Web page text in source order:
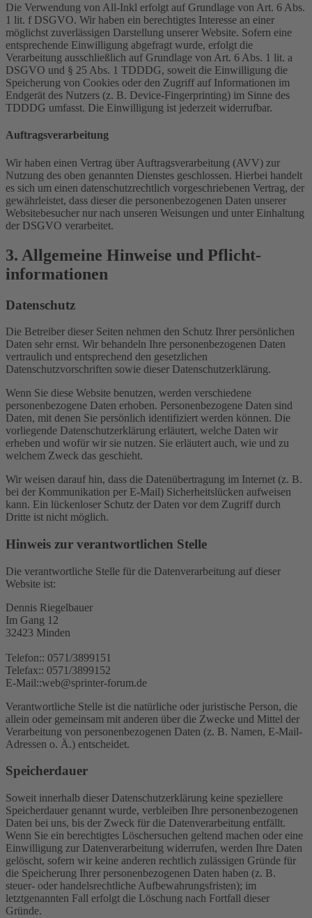
Die Verwendung von All-Inkl erfolgt auf Grundlage von Art. 6 Abs.
1 lit. f DSGVO. Wir haben ein berechtigtes Interesse an einer
möglichst zuverlässigen Darstellung unserer Website. Sofern eine
entsprechende Einwilligung abgefragt wurde, erfolgt die
Verarbeitung ausschließlich auf Grundlage von Art. 6 Abs. 1 lit. a
DSGVO und § 25 Abs. 1 TDDDG, soweit die Einwilligung die
Speicherung von Cookies oder den Zugriff auf Informationen im
Endgerät des Nutzers (z. B. Device-Fingerprinting) im Sinne des
TDDDG umfasst. Die Einwilligung ist jederzeit widerrufbar.
Auftragsverarbeitung
Wir haben einen Vertrag über Auftragsverarbeitung (AVV) zur
Nutzung des oben genannten Dienstes geschlossen. Hierbei handelt
es sich um einen datenschutzrechtlich vorgeschriebenen Vertrag, der
gewährleistet, dass dieser die personenbezogenen Daten unserer
Websitebesucher nur nach unseren Weisungen und unter Einhaltung
der DSGVO verarbeitet.
3. Allgemeine Hinweise und Pflicht­
informationen
Datenschutz
Die Betreiber dieser Seiten nehmen den Schutz Ihrer persönlichen
Daten sehr ernst. Wir behandeln Ihre personenbezogenen Daten
vertraulich und entsprechend den gesetzlichen
Datenschutzvorschriften sowie dieser Datenschutzerklärung.
Wenn Sie diese Website benutzen, werden verschiedene
personenbezogene Daten erhoben. Personenbezogene Daten sind
Daten, mit denen Sie persönlich identifiziert werden können. Die
vorliegende Datenschutzerklärung erläutert, welche Daten wir
erheben und wofür wir sie nutzen. Sie erläutert auch, wie und zu
welchem Zweck das geschieht.
Wir weisen darauf hin, dass die Datenübertragung im Internet (z. B.
bei der Kommunikation per E-Mail) Sicherheitslücken aufweisen
kann. Ein lückenloser Schutz der Daten vor dem Zugriff durch
Dritte ist nicht möglich.
Hinweis zur verantwortlichen Stelle
Die verantwortliche Stelle für die Datenverarbeitung auf dieser
Website ist:
Dennis Riegelbauer
Im Gang 12
32423 Minden
Telefon:: 0571/3899151
Telefax:: 0571/3899152
E-Mail::web@sprinter-forum.de
Verantwortliche Stelle ist die natürliche oder juristische Person, die
allein oder gemeinsam mit anderen über die Zwecke und Mittel der
Verarbeitung von personenbezogenen Daten (z. B. Namen, E-Mail-
Adressen o. Ä.) entscheidet.
Speicherdauer
Soweit innerhalb dieser Datenschutzerklärung keine speziellere
Speicherdauer genannt wurde, verbleiben Ihre personenbezogenen
Daten bei uns, bis der Zweck für die Datenverarbeitung entfällt.
Wenn Sie ein berechtigtes Löschersuchen geltend machen oder eine
Einwilligung zur Datenverarbeitung widerrufen, werden Ihre Daten
gelöscht, sofern wir keine anderen rechtlich zulässigen Gründe für
die Speicherung Ihrer personenbezogenen Daten haben (z. B.
steuer- oder handelsrechtliche Aufbewahrungsfristen); im
letztgenannten Fall erfolgt die Löschung nach Fortfall dieser
Gründe.